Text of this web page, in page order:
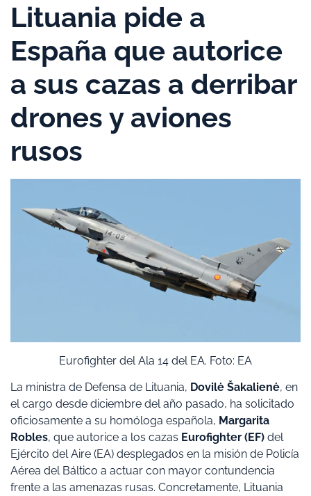
Lituania pide a
España que autorice
a sus cazas a derribar
drones y aviones
rusos
Eurofighter del Ala 14 del EA. Foto: EA
La ministra de Defensa de Lituania, Dovilė Šakalienė, en
el cargo desde diciembre del año pasado, ha solicitado
oficiosamente a su homóloga española, Margarita
Robles, que autorice a los cazas Eurofighter (EF) del
Ejército del Aire (EA) desplegados en la misión de Policía
Aérea del Báltico a actuar con mayor contundencia
frente a las amenazas rusas. Concretamente, Lituania